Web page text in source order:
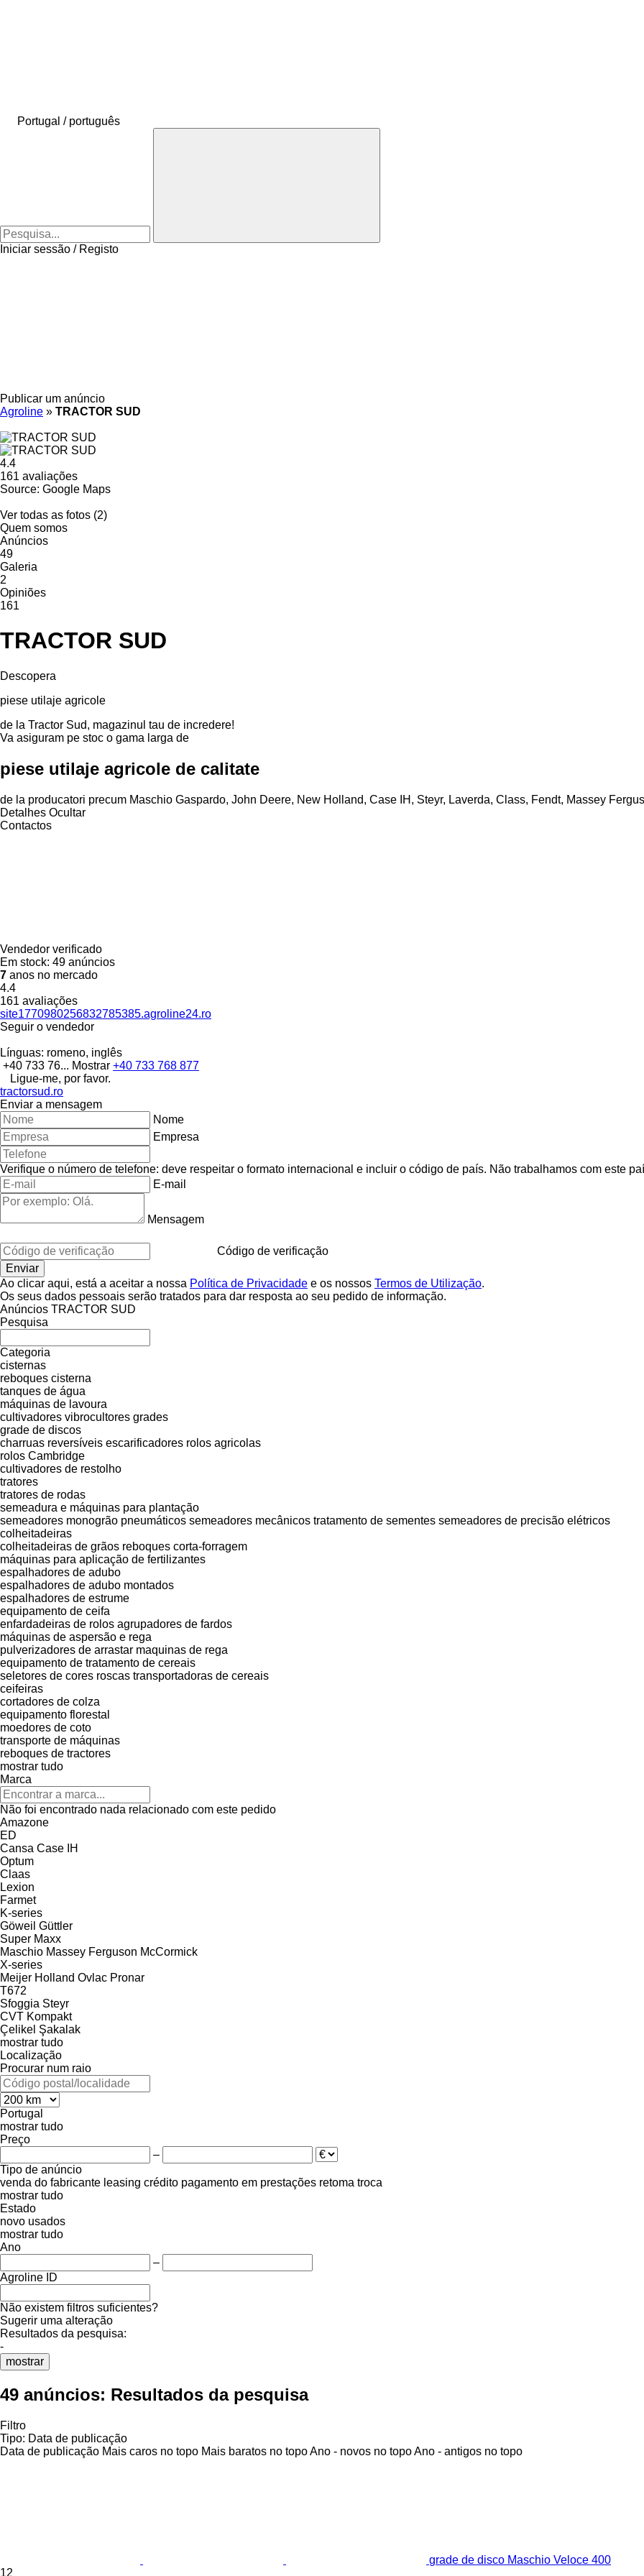
Portugal / português
Iniciar sessão / Registo
Publicar um anúncio
Agroline » TRACTOR SUD
4.4
161 avaliações
Source: Google Maps
Ver todas as fotos (2)
Quem somos
Anúncios
49
Galeria
2
Opiniões
161
TRACTOR SUD
Descopera
piese utilaje agricole
de la Tractor Sud, magazinul tau de incredere!
Va asiguram pe stoc o gama larga de
piese utilaje agricole de calitate
de la producatori precum Maschio Gaspardo, John Deere, New Holland, Case IH, Steyr, Laverda, Class, Fendt, Massey
Detalhes Ocultar
Contactos
Vendedor verificado
Em stock: 49 anúncios
7 anos no mercado
4.4
161 avaliações
site1770980256832785385.agroline24.ro
Seguir o vendedor
Línguas: romeno, inglês
+40 733 76... Mostrar +40 733 768 877
Ligue-me, por favor.
tractorsud.ro
Enviar a mensagem
Nome
Empresa
Verifique o número de telefone: deve respeitar o formato internacional e incluir o código de país. Não trabalhamos com este
E-mail
Mensagem
Código de verificação
Ao clicar aqui, está a aceitar a nossa Política de Privacidade e os nossos Termos de Utilização.
Os seus dados pessoais serão tratados para dar resposta ao seu pedido de informação.
Anúncios TRACTOR SUD
Pesquisa
Categoria
cisternas
reboques cisterna
tanques de água
máquinas de lavoura
cultivadores vibrocultores grades
grade de discos
charruas reversíveis escarificadores rolos agricolas
rolos Cambridge
cultivadores de restolho
tratores
tratores de rodas
semeadura e máquinas para plantação
semeadores monogrão pneumáticos semeadores mecânicos tratamento de sementes semeadores de precisão elétricos
colheitadeiras
colheitadeiras de grãos reboques corta-forragem
máquinas para aplicação de fertilizantes
espalhadores de adubo
espalhadores de adubo montados
espalhadores de estrume
equipamento de ceifa
enfardadeiras de rolos agrupadores de fardos
máquinas de aspersão e rega
pulverizadores de arrastar maquinas de rega
equipamento de tratamento de cereais
seletores de cores roscas transportadoras de cereais
ceifeiras
cortadores de colza
equipamento florestal
moedores de coto
transporte de máquinas
reboques de tractores
mostrar tudo
Marca
Não foi encontrado nada relacionado com este pedido
Amazone
ED
Cansa Case IH
Optum
Claas
Lexion
Farmet
K-series
Göweil Güttler
Super Maxx
Maschio Massey Ferguson McCormick
X-series
Meijer Holland Ovlac Pronar
T672
Sfoggia Steyr
CVT Kompakt
Çelikel Şakalak
mostrar tudo
Localização
Procurar num raio
Portugal
mostrar tudo
Preço
–
Tipo de anúncio
venda do fabricante leasing crédito pagamento em prestações retoma troca
mostrar tudo
Estado
novo usados
mostrar tudo
Ano
–
Agroline ID
Não existem filtros suficientes?
Sugerir uma alteração
Resultados da pesquisa:
-
mostrar
49 anúncios: Resultados da pesquisa
Filtro
Tipo: Data de publicação
Data de publicação Mais caros no topo Mais baratos no topoAno - novos no topoAno - antigos no topo
grade de disco Maschio Veloce 400
12